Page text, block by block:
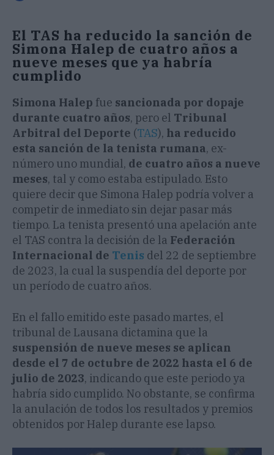
El TAS ha reducido la sanción de
Simona Halep de cuatro años a
nueve meses que ya habría
cumplido
Simona Halep fue sancionada por dopaje
durante cuatro años, pero el Tribunal
Arbitral del Deporte (TAS), ha reducido
esta sanción de la tenista rumana, ex-
número uno mundial, de cuatro años a nueve
meses, tal y como estaba estipulado. Esto
quiere decir que Simona Halep podría volver a
competir de inmediato sin dejar pasar más
tiempo. La tenista presentó una apelación ante
el TAS contra la decisión de la Federación
Internacional de Tenis del 22 de septiembre
de 2023, la cual la suspendía del deporte por
un período de cuatro años.
En el fallo emitido este pasado martes, el
tribunal de Lausana dictamina que la
suspensión de nueve meses se aplican
desde el 7 de octubre de 2022 hasta el 6 de
julio de 2023, indicando que este periodo ya
habría sido cumplido. No obstante, se confirma
la anulación de todos los resultados y premios
obtenidos por Halep durante ese lapso.